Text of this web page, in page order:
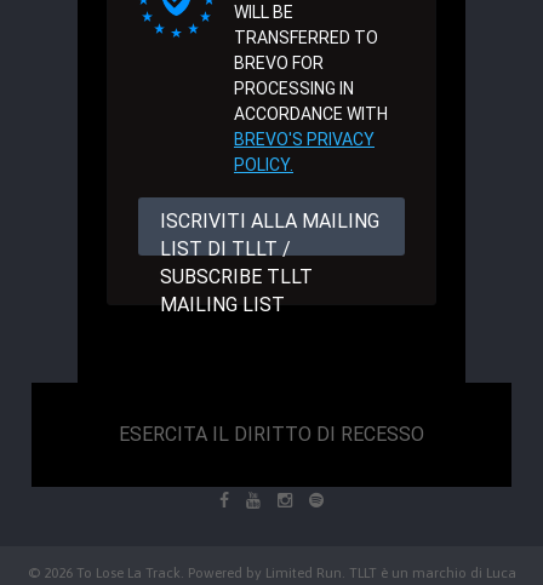
WILL BE
TRANSFERRED TO
BREVO FOR
PROCESSING IN
ACCORDANCE WITH
BREVO'S PRIVACY
POLICY.
ISCRIVITI ALLA MAILING
LIST DI TLLT /
SUBSCRIBE TLLT
MAILING LIST
ESERCITA IL DIRITTO DI RECESSO
© 2026 To Lose La Track. Powered by Limited Run . TLLT è un marchio di Luca